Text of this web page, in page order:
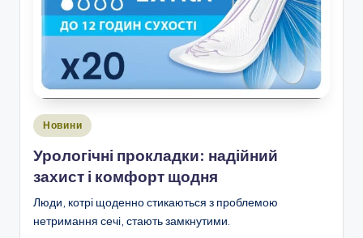
Опубліковано
Новини
Урологічні прокладки: надійний
захист і комфорт щодня
Люди, котрі щоденно стикаються з проблемою
нетримання сечі, стають замкнутими.